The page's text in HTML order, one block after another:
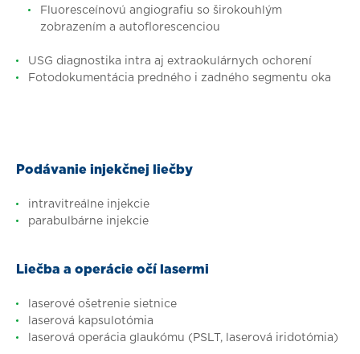
Fluoresceínovú angiografiu so širokouhlým
zobrazením a autoflorescenciou
USG diagnostika intra aj extraokulárnych ochorení
Fotodokumentácia predného i zadného segmentu oka
Podávanie injekčnej liečby
intravitreálne injekcie
parabulbárne injekcie
Liečba a operácie očí lasermi
laserové ošetrenie sietnice
laserová kapsulotómia
laserová operácia glaukómu (PSLT, laserová iridotómia)